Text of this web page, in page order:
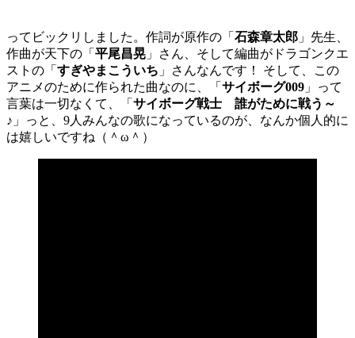
ってビックリしました。作詞が原作の「 石森章太郎 」先生、
作曲が天下の「 平尾昌晃 」さん、そして編曲がドラゴンクエ
ストの「 すぎやまこういち 」さんなんです！ そして、この
アニメのために作られた曲なのに、「 サイボーグ009 」って
言葉は一切なくて、「 サイボーグ戦士 誰がために戦う～
♪ 」っと、9人みんなの歌になっているのが、なんか個人的に
は嬉しいですね（＾ω＾）